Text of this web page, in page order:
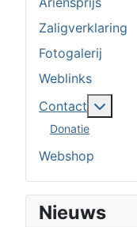
Zaligverklaring
Fotogalerij
Weblinks
Contact
Donatie
Webshop
Nieuws